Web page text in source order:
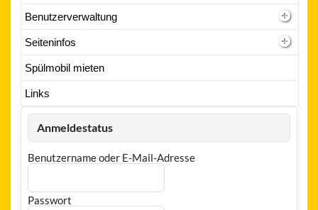
Benutzerverwaltung
Seiteninfos
Spülmobil mieten
Links
Anmeldestatus
Benutzername oder E-Mail-Adresse
Passwort